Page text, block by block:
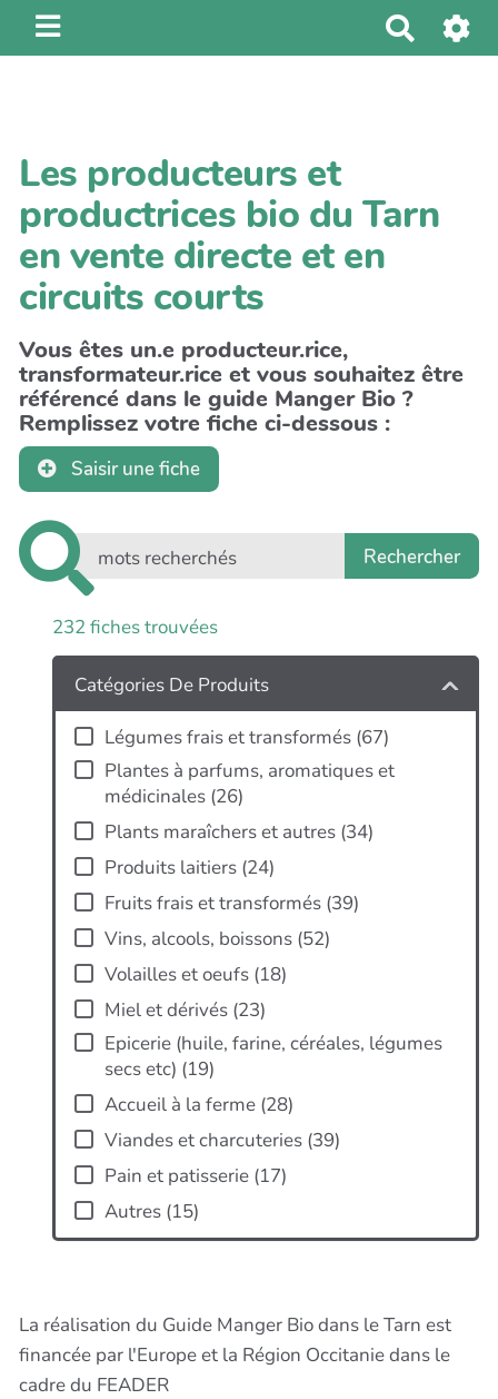
e
h
Les producteurs et
productrices bio du Tarn
en vente directe et en
circuits courts
Vous êtes un.e producteur.rice,
transformateur.rice et vous souhaitez être
référencé dans le guide Manger Bio ?
Remplissez votre fiche ci-dessous :
Saisir une fiche
232fiches trouvées
Catégories De Produits
Légumes frais et transformés (67)
Plantes à parfums, aromatiques et
médicinales (26)
Plants maraîchers et autres (34)
Produits laitiers (24)
Fruits frais et transformés (39)
Vins, alcools, boissons (52)
Volailles et oeufs (18)
Miel et dérivés (23)
Epicerie (huile, farine, céréales, légumes
secs etc) (19)
Accueil à la ferme (28)
Viandes et charcuteries (39)
Pain et patisserie (17)
Autres (15)
La réalisation du Guide Manger Bio dans le Tarn est
financée par l'Europe et la Région Occitanie dans le
cadre du FEADER